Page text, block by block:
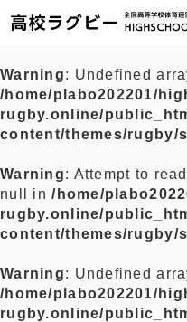
ご挨拶
全国チーム紹介
プライバシーポリ
Warning: Undefined
/home/plabo202201/
rugby.online/
content/themes/rugby/
Warning: Attempt to
null in/home/
rugby.online/
content/themes/rugby/
Warning: Undefined
/home/plabo202201/
rugby.online/